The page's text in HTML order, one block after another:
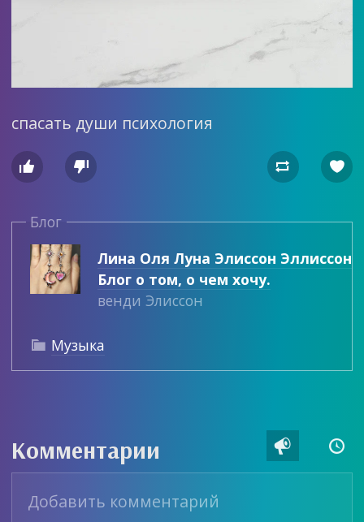
спасать души психология
   
Блог
Лина Оля Луна Элиссон Эллиссон
Блог о том, о чем хочу.
венди Элиссон
 Музыка
Комментарии  